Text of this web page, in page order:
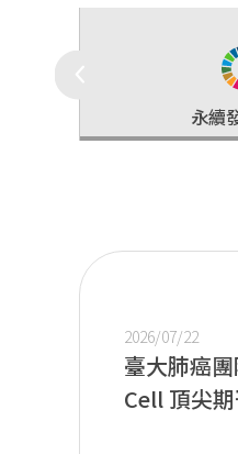
永續
2026/07/22
臺大肺癌
Cell 頂尖